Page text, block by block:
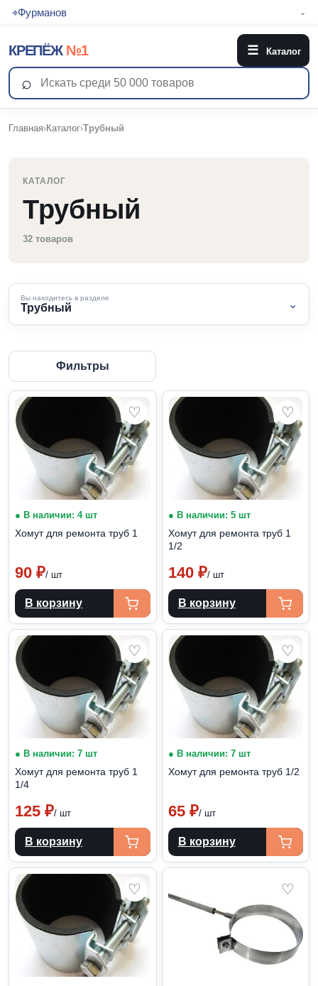
⌖Фурманов ⌄
КРЕПЁЖ №1 ☰ Каталог
⌕
Главная›Каталог›Трубный
КАТАЛОГ
Трубный
32 товаров
Вы находитесь в разделе
Трубный ⌄
Фильтры
♡
● В наличии: 4 шт
Хомут для ремонта труб 1
90 ₽/ шт
В корзину
♡
● В наличии: 5 шт
Хомут для ремонта труб 1
1/2
140 ₽/ шт
В корзину
♡
● В наличии: 7 шт
Хомут для ремонта труб 1
1/4
125 ₽/ шт
В корзину
♡
● В наличии: 7 шт
Хомут для ремонта труб 1/2
65 ₽/ шт
В корзину
♡ ♡